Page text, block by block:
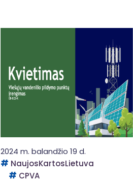
2024 m. balandžio 19 d.
NaujosKartosLietuva
CPVA